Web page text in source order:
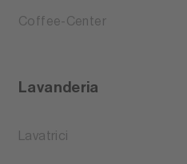
Coffee-Center
Lavanderia
Lavatrici